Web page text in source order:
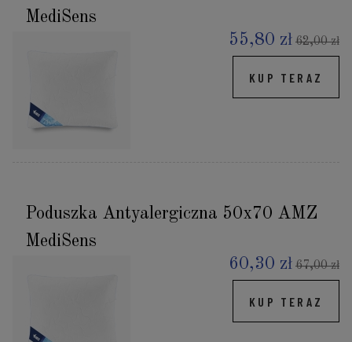
MediSens
55,80 zł 62,00 zł
KUP TERAZ
Poduszka Antyalergiczna 50x70 AMZ
MediSens
60,30 zł 67,00 zł
KUP TERAZ